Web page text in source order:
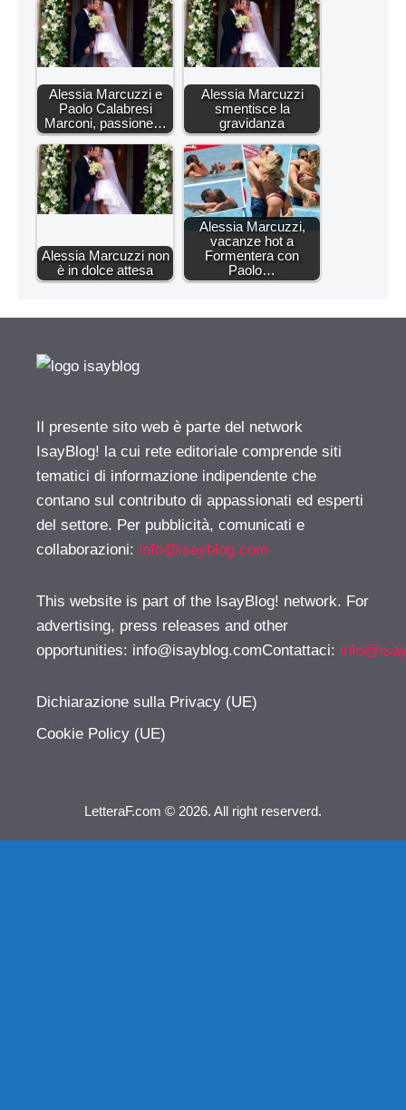
Alessia Marcuzzi e
Paolo Calabresi
Marconi, passione…
Alessia Marcuzzi
smentisce la
gravidanza
Alessia Marcuzzi non
è in dolce attesa
Alessia Marcuzzi,
vacanze hot a
Formentera con
Paolo…
Il presente sito web è parte del network
IsayBlog! la cui rete editoriale comprende siti
tematici di informazione indipendente che
contano sul contributo di appassionati ed esperti
del settore. Per pubblicità, comunicati e
collaborazioni: info@isayblog.com
This website is part of the IsayBlog! network. For
advertising, press releases and other
opportunities: info@isayblog.comContattaci:
Dichiarazione sulla Privacy (UE)
Cookie Policy (UE)
LetteraF.com © 2026. All right reserverd.